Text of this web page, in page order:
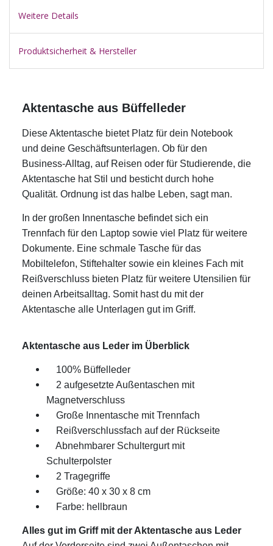
Weitere Details
Produktsicherheit & Hersteller
Aktentasche aus Büffelleder
Diese Aktentasche bietet Platz für dein Notebook
und deine Geschäftsunterlagen. Ob für den
Business-Alltag, auf Reisen oder für Studierende, die
Aktentasche hat Stil und besticht durch hohe
Qualität. Ordnung ist das halbe Leben, sagt man.
In der großen Innentasche befindet sich ein
Trennfach für den Laptop sowie viel Platz für weitere
Dokumente. Eine schmale Tasche für das
Mobiltelefon, Stiftehalter sowie ein kleines Fach mit
Reißverschluss bieten Platz für weitere Utensilien für
deinen Arbeitsalltag. Somit hast du mit der
Aktentasche alle Unterlagen gut im Griff.
Aktentasche aus Leder im Überblick
100% Büffelleder
2 aufgesetzte Außentaschen mit
Magnetverschluss
Große Innentasche mit Trennfach
Reißverschlussfach auf der Rückseite
Abnehmbarer Schultergurt mit
Schulterpolster
2 Tragegriffe
Größe: 40 x 30 x 8 cm
Farbe: hellbraun
Alles gut im Griff mit der Aktentasche aus Leder